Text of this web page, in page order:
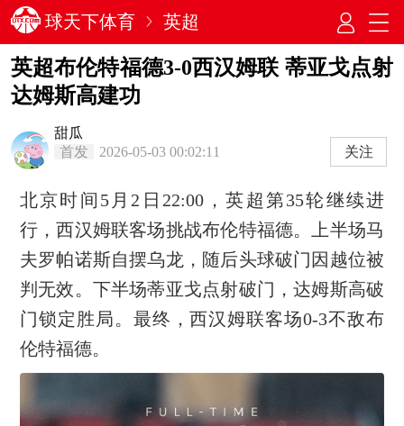
球天下体育 英超
英超布伦特福德3-0西汉姆联 蒂亚戈点射
达姆斯高建功
甜瓜
首发
2026-05-03 00:02:11 关注
北京时间5月2日22:00，英超第35轮继续进
行，西汉姆联客场挑战布伦特福德。上半场马
夫罗帕诺斯自摆乌龙，随后头球破门因越位被
判无效。下半场蒂亚戈点射破门，达姆斯高破
门锁定胜局。最终，西汉姆联客场0-3不敌布
伦特福德。